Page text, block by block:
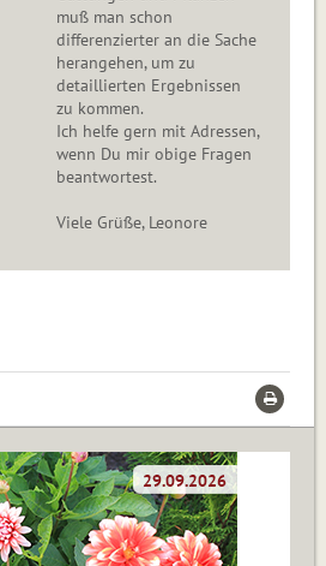
muß man schon
differenzierter an die Sache
herangehen, um zu
detaillierten Ergebnissen
zu kommen.
Ich helfe gern mit Adressen,
wenn Du mir obige Fragen
beantwortest.
Viele Grüße, Leonore